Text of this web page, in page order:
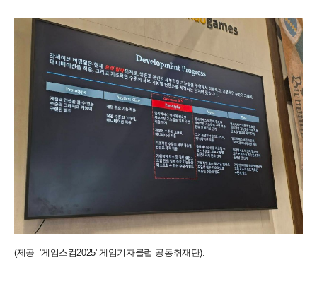
(제공='게임스컴2025' 게임기자클럽 공동취재단).